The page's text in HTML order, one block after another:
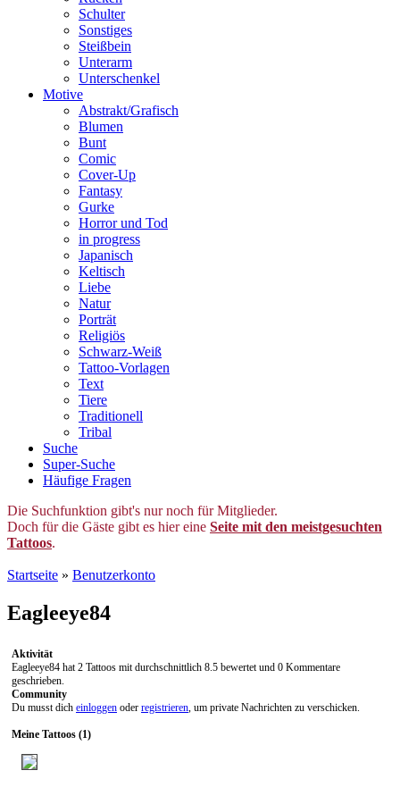
Schulter
Sonstiges
Steißbein
Unterarm
Unterschenkel
Motive
Abstrakt/Grafisch
Blumen
Bunt
Comic
Cover-Up
Fantasy
Gurke
Horror und Tod
in progress
Japanisch
Keltisch
Liebe
Natur
Porträt
Religiös
Schwarz-Weiß
Tattoo-Vorlagen
Text
Tiere
Traditionell
Tribal
Suche
Super-Suche
Häufige Fragen
Die Suchfunktion gibt's nur noch für Mitglieder.
Doch für die Gäste gibt es hier eine Seite mit den meistgesuchten
Tattoos.
Startseite » Benutzerkonto
Eagleeye84
Aktivität
Eagleeye84 hat 2 Tattoos mit durchschnittlich 8.5 bewertet und 0 Kommentare
geschrieben.
Community
Du musst dich einloggen oder registrieren, um private Nachrichten zu verschicken.
Meine Tattoos (1)